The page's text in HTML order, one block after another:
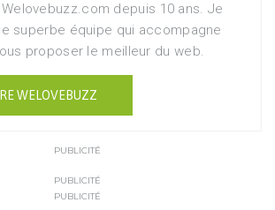
depuis 10 ans. Je
superbe équipe qui accompagne
proposer le meilleur du web.
WELOVEBUZZ
PUBLICITÉ
PUBLICITÉ
PUBLICITÉ